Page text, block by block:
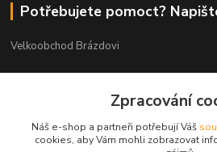
Potřebujete pomoct?
Velkoobchod Brázdovi
+420 602 565 661
brazdovi@svicky-kameny.cz
Zpracování
Náš e-shop a partneři potřebují Váš
cookies, aby Vám mohli zobrazovat